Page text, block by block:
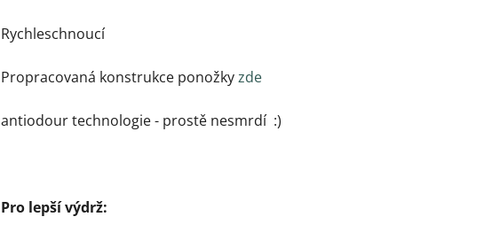
Rychleschnoucí
Propracovaná konstrukce ponožkyzde
antiodour technologie - prostě nesmrdí :)
Pro lepší výdrž: